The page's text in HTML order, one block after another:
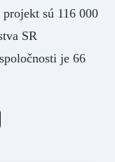
projekt sú 116 000
SR
je 66